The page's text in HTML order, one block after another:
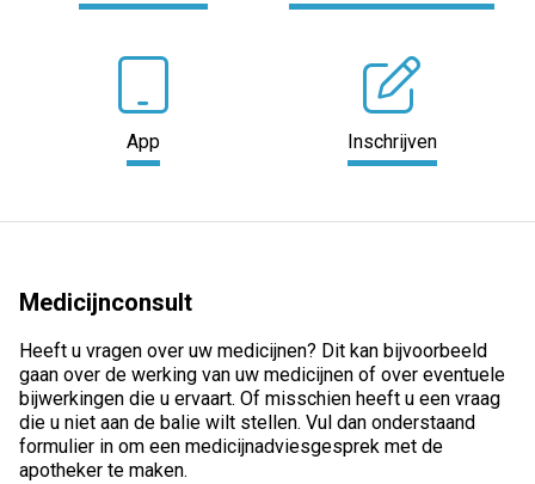
App Inschrijven
Medicijnconsult
Heeft u vragen over uw medicijnen? Dit kan bijvoorbeeld
gaan over de werking van uw medicijnen of over eventuele
bijwerkingen die u ervaart. Of misschien heeft u een vraag
die u niet aan de balie wilt stellen. Vul dan onderstaand
formulier in om een medicijnadviesgesprek met de
apotheker te maken.